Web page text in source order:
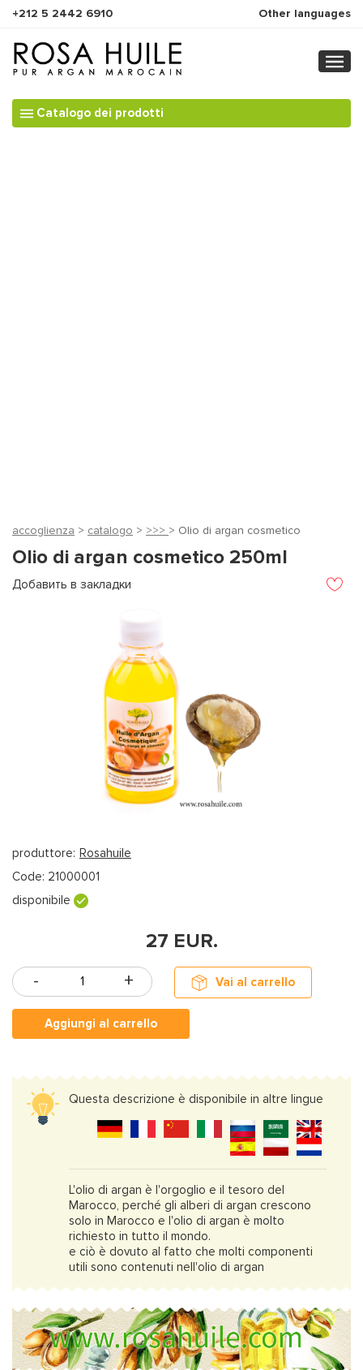
+212 5 2442 6910 Other languages
Catalogo dei prodotti
accoglienza > catalogo > >>> > Olio di argan cosmetico
Olio di argan cosmetico 250ml
Добавить в закладки
produttore: Rosahuile
Code: 21000001
disponibile
27 EUR.
Aggiungi al carrello
Vai al carrello
Questa descrizione è disponibile in altre lingue
L'olio di argan è l'orgoglio e il tesoro del
Marocco, perché gli alberi di argan crescono
solo in Marocco e l'olio di argan è molto
richiesto in tutto il mondo.
e ciò è dovuto al fatto che molti componenti
utili sono contenuti nell'olio di argan